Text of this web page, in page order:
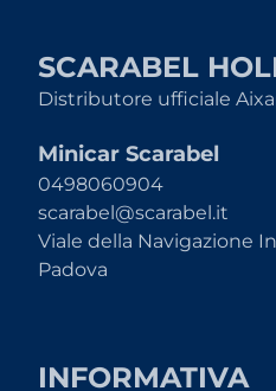
SCARABEL
Distributore ufficiale
Minicar Scarabel
0498060904
scarabel@scarabel.it
Viale della Navigazione
Padova
INFORMATIVA